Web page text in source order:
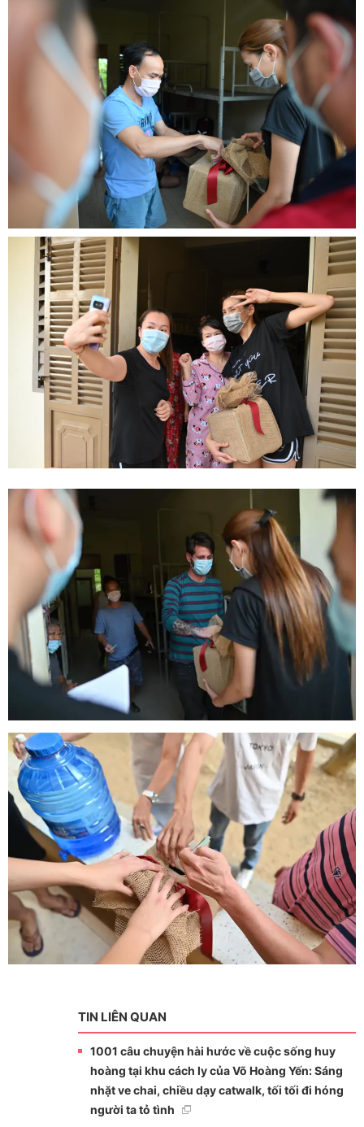
TIN LIÊN QUAN
1001 câu chuyện hài hước về cuộc sống huy
hoàng tại khu cách ly của Võ Hoàng Yến: Sáng
nhặt ve chai, chiều dạy catwalk, tối tối đi hóng
người ta tỏ tình